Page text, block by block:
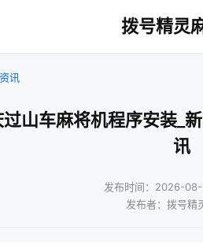
拨号精灵
讯
山车麻将机程序安装_
讯
发布时间：2026-08-
发布者：拨号精